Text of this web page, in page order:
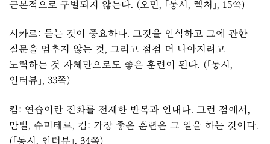
근본적으로 구별되지 않는다. (오민, 「동시, 렉처」, 15쪽)
시카르: 듣는 것이 중요하다. 그것을 인식하고 그에 관한
질문을 멈추지 않는 것, 그리고 점점 더 나아지려고
노력하는 것 자체만으로도 좋은 훈련이 된다. (「동시,
인터뷰」, 33쪽)
킴: 연습이란 진화를 전제한 반복과 인내다. 그런 점에서,
만빌, 슈미테르, 킴: 가장 좋은 훈련은 그 일을 하는 것이다.
(「동시, 인터뷰」, 34쪽)